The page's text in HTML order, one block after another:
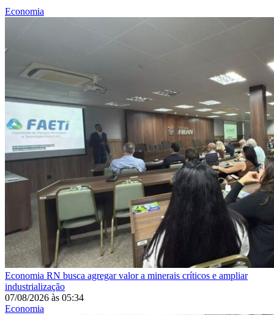
Economia
Economia RN busca agregar valor a minerais críticos e ampliar
industrialização
07/08/2026 às 05:34
Economia